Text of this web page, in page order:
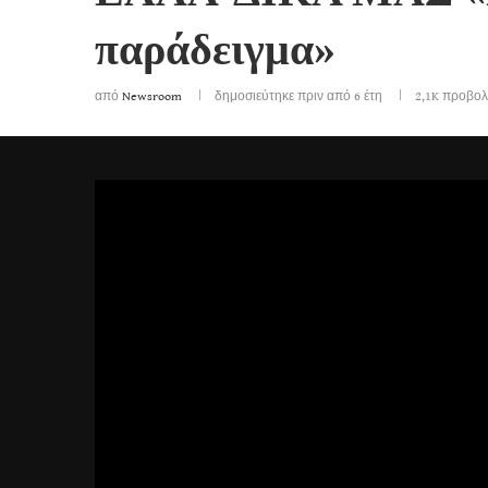
παράδειγμα»
από Newsroom δημοσιεύτηκε πριν από 6 έτη 2,1K